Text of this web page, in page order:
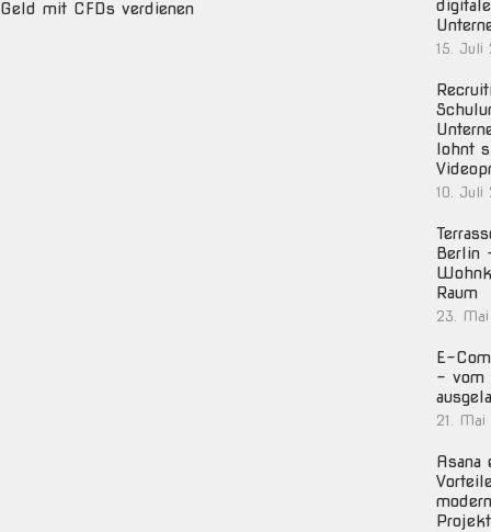
Geld mit CFDs verdienen
15. Juli
lohnt
10. Juli
Berlin
Raum
23.
E-
– vom
21. Mai
Asana